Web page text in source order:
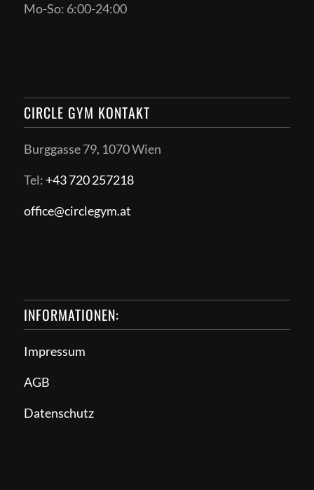
Mo-So: 6:00-24:00
CIRCLE GYM KONTAKT
Burggasse 79, 1070 Wien
Tel: +43 720 257218
office@circlegym.at
INFORMATIONEN:
Impressum
AGB
Datenschutz